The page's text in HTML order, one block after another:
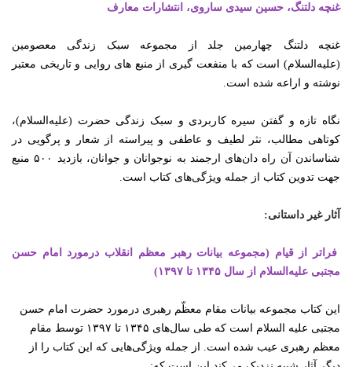
غنچه دلتنگ، حسین سیدی ساروی، انتشارات معارف
غنچه دلتنگ چهارمین جلد از مجموعه سبک زندگی معصومین
(علیه‌السلام) است که با منفعت گیری از منبع های روایی و تاریخی معتبر
نوشته و اراعه شده است.
نگاه تازه و گفتن سیره کاربردی و سبک زندگی حضرت (علیه‌السلام)،
کوتاهی مطالب، نثر لطیف و عاطفی و پیراسته از شعار و پرگویی در
شناساندن آن راه دان‌های ارجمند به نوجوانان و جوانان، بازدید
۵۰۰ منبع
جهت تدوین کتاب از جمله ویژگی‌های کتاب است.
آثار غیر داستانی:‌
فراتر از قیام (مجموعه بیانات رهبر معظم انقلاب درمورد امام حسن
مجتبی علیه‌السلام از سال ۱۳۴۵ تا ۱۳۹۷)
این کتاب مجموعه بیانات مقام معظّم رهبری درمورد حضرت امام حسن
مجتبی علیه السلام است که طی سال‌های ۱۳۴۵ تا ۱۳۹۷ توسط مقام
معظم رهبری عیب شده است. از جمله ویژگی‌هایی که این کتاب را از